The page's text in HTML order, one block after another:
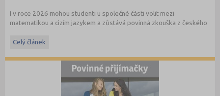
I v roce 2026 mohou studenti u společné části volit mezi
matematikou a cizím jazykem a zůstává povinná zkouška z českého
informacemi.
Celý článek